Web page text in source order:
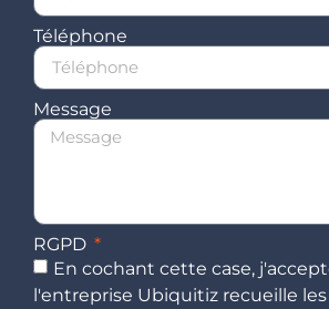
Téléphone
Message
RGPD
En cochant cette case,
l'entreprise Ubiquitiz recueille